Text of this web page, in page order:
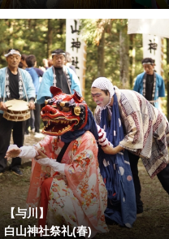
【与川】
白山神社祭礼(春)